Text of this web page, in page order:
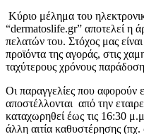
Κύριο μέλημα του
“dermatoslife.gr” αποτελεί η
πελατών του. Στόχος μας
προϊόντα της αγοράς, στις
ταχύτερους χρόνους
Οι παραγγελίες που αφορούν
αποστέλλονται από την
καταχωρηθεί έως τις 16:30
άλλη αιτία καθυστέρησης